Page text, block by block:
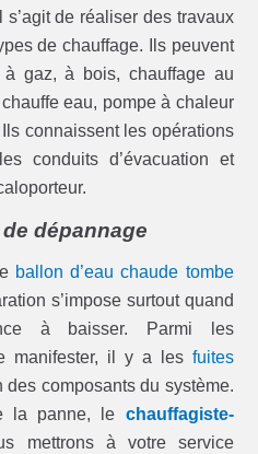
s’agit de réaliser des travaux
de chauffage. Ils peuvent
à gaz, à bois, chauffage au
eau, pompe à chaleur
connaissent les opérations
conduits d’évacuation et
dépannage
ballon d’eau chaude tombe
s’impose surtout quand
à baisser. Parmi les
manifester, il y a les fuites
des composants du système.
la panne, le chauffagiste-
mettrons à votre service